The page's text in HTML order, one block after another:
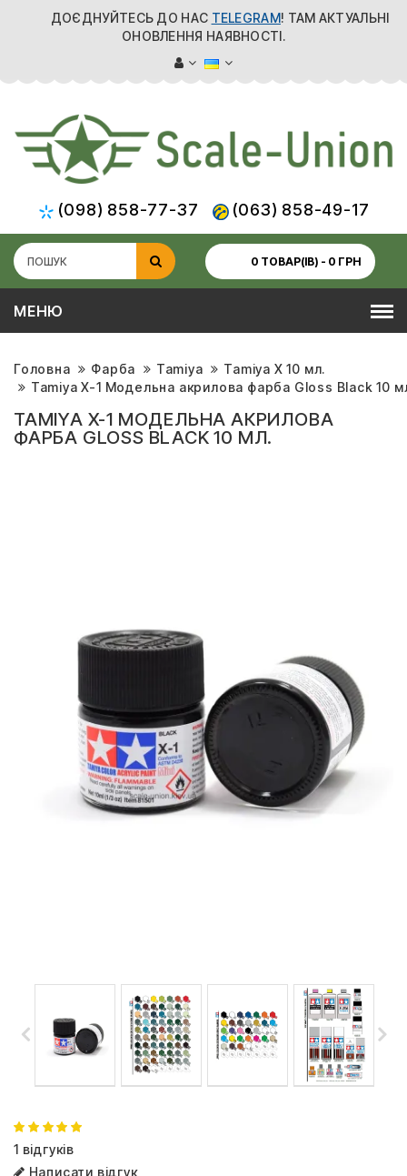
ДОЄДНУЙТЕСЬ ДО НАС TELEGRAM! ТАМ АКТУАЛЬНІ
ОНОВЛЕННЯ НАЯВНОСТІ.
(098) 858-77-37 (063) 858-49-17
0 ТОВАР(ІВ) - 0 ГРН
МЕНЮ
Головна Фарба Tamiya
Tamiya X 10 мл.
Tamiya X-1 Модельна акрилова фарба Gloss Black 10
TAMIYA X-1 МОДЕЛЬНА АКРИЛОВА
ФАРБА GLOSS BLACK 10 МЛ.
1 відгуків
Написати відгук